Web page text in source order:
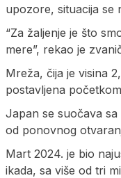
upozore, situacija se
“Za žaljenje je što
mere”, rekao je
Mreža, čija je visina
postavljena
Japan se suočava
od ponovnog
Mart 2024. je bio
ikada, sa više od tri